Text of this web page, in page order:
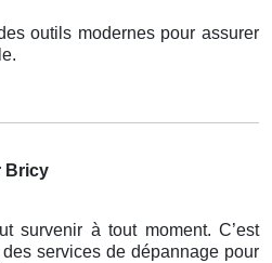
outils modernes pour assurer
Bricy
survenir à tout moment. C’est
services de dépannage pour